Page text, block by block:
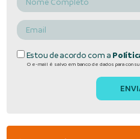
Estou de acordo com a
O e-mail é salvo em banco de dados para